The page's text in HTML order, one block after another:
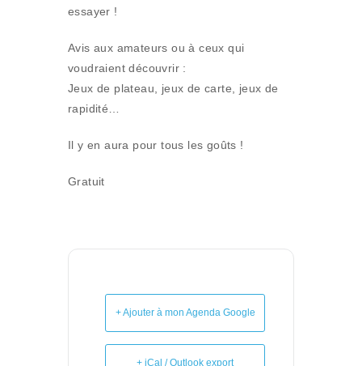
essayer !
Avis aux amateurs ou à ceux qui
voudraient découvrir :
Jeux de plateau, jeux de carte, jeux de
rapidité…
Il y en aura pour tous les goûts !
Gratuit
+ Ajouter à mon Agenda Google
+ iCal / Outlook export